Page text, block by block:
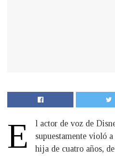
E
l actor de voz de
supuestamente violó
hija de cuatro años,